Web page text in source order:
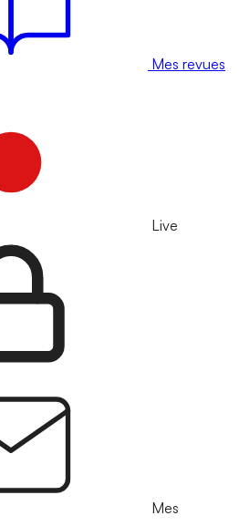
Mes revues
Live
Mes